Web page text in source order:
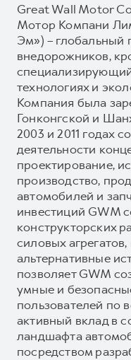
Great Wall Motor
Мотор Компани
Эм») – глобальный
внедорожников,
технологиях и
Компания была
Гонконгской и
2003 и 2011 годах
деятельности
проектирование,
производство,
автомобилей и
инвестиций GWM
конструкторских
силовых
альтернативные
позволяет GWM
умные и
пользователей по
активный вклад в
ландшафта
посредством